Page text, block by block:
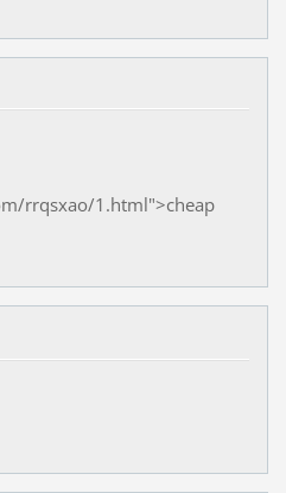
rrqsxao/1.html">cheap